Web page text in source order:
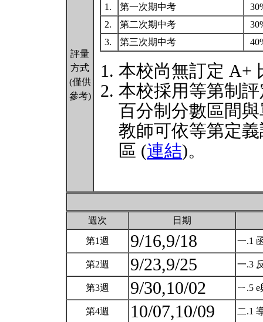
評量
方式
(僅供
參考)
1.
第一次期中考
2.
第二次期中考
3.
第三次期中考
本校尚無訂定 A+
本校採用等第制
百分制分數區間
教師可依等第定
區 (連結)。
週次 日期
第1週 9/16,9/18 一.1
第2週 9/23,9/25 一.3
第3週 9/30,10/02 ㄧ.5
第4週 10/07,10/09 二.1